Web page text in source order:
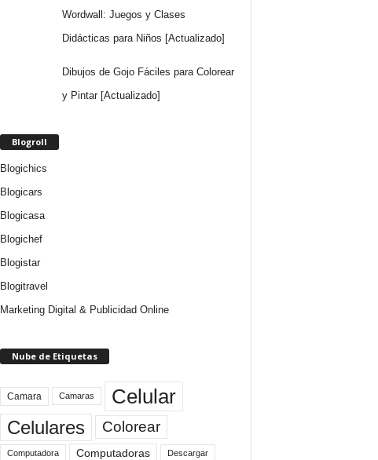
Wordwall: Juegos y Clases
Didácticas para Niños [Actualizado]
Dibujos de Gojo Fáciles para Colorear
y Pintar [Actualizado]
Blogroll
Blogichics
Blogicars
Blogicasa
Blogichef
Blogistar
Blogitravel
Marketing Digital & Publicidad Online
Nube de Etiquetas
Camara Camaras Celular
Celulares Colorear
Computadora Computadoras Descargar